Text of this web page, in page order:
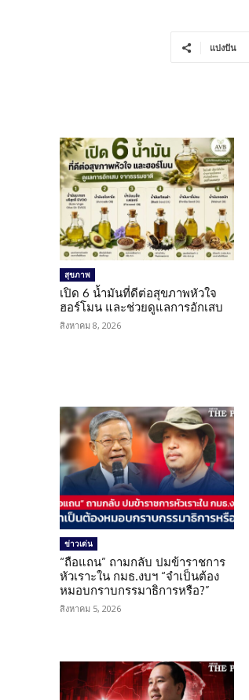
แบ่งปัน
สุขภาพ
เปิด 6 น้ำมันที่ดีต่อสุขภาพหัวใจ
ฮอร์โมน และช่วยดูแลการอักเสบ
สิงหาคม 8, 2026
ข่าวเด่น
“ถือแถน” ถามกลับ ปมข้าราชการ
หัวเราะใน กมธ.งบฯ “จำเป็นต้อง
หมอบกราบกรรมาธิการหรือ?”
สิงหาคม 5, 2026